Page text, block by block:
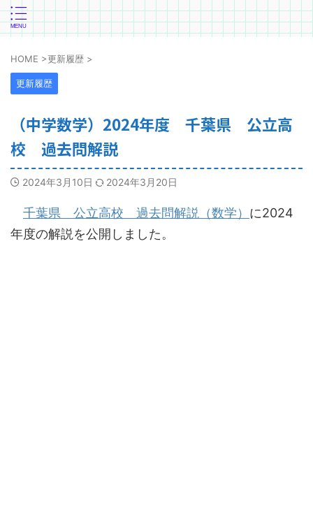
HOME >更新履歴 >
更新履歴
（中学数学）2024年度 千葉県 公立高
校 過去問解説
2024年3月10日 2024年3月20日
千葉県 公立高校 過去問解説（数学） に2024
年度の解説を公開しました。